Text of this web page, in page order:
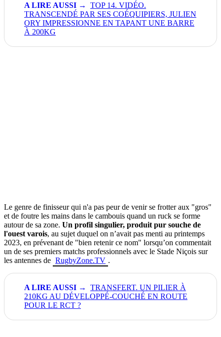
TOP 14. VIDÉO.
TRANSCENDÉ PAR SES COÉQUIPIERS, JULIEN
ORY IMPRESSIONNE EN TAPANT UNE BARRE
À 200KG
Le genre de finisseur qui n'a pas peur de venir se frotter aux "gros"
et de foutre les mains dans le cambouis quand un ruck se forme
autour de sa zone. Un profil singulier, produit pur souche de
l'ouest varois, au sujet duquel on n’avait pas menti au printemps
2023, en prévenant de "bien retenir ce nom" lorsqu’on commentait
un de ses premiers matchs professionnels avec le Stade Niçois sur
les antennes de RugbyZone.TV .
TRANSFERT. UN PILIER À
210KG AU DÉVELOPPÉ-COUCHÉ EN ROUTE
POUR LE RCT ?